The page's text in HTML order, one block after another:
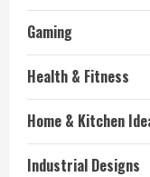
Gaming
Health & Fitness
Home & Kitchen
Industrial Designs